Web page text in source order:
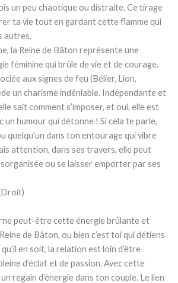
un peu chaotique ou distraite. Ce tirage
ta vie tout en gardant cette flamme qui
autres.
la Reine de Bâton représente une
féminine qui brûle de vie et de courage.
aux signes de feu (Bélier, Lion,
un charisme indéniable. Indépendante et
sait comment s’imposer, et oui, elle est
un humour qui détonne ! Si cela te parle,
quelqu’un dans ton entourage qui vibre
attention, dans ses travers, elle peut
ou se laisser emporter par ses
peut-être cette énergie brûlante et
de Bâton, ou bien c’est toi qui détiens
en soit, la relation est loin d’être
d’éclat et de passion. Avec cette
regain d’énergie dans ton couple. Le lien